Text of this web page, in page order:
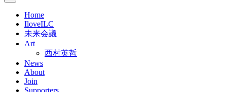
…
Home
IloveILC
未来会議
Art
西村英哲
News
About
Join
Supporters